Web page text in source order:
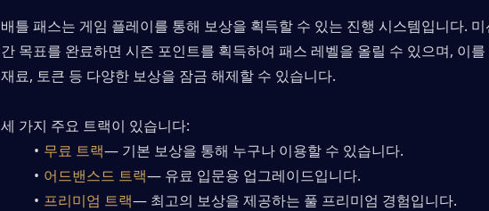
배틀 패스는 게임 플레이를 통해 보상을 획득할 수 있는 진행 시스템입니다.
간 목표를 완료하면 시즌 포인트를 획득하여 패스 레벨을 올릴 수 있으며, 이
재료, 토큰 등 다양한 보상을 잠금 해제할 수 있습니다.
세 가지 주요 트랙이 있습니다:
무료 트랙— 기본 보상을 통해 누구나 이용할 수 있습니다.
어드밴스드 트랙— 유료 입문용 업그레이드입니다.
프리미엄 트랙— 최고의 보상을 제공하는 풀 프리미엄 경험입니다.